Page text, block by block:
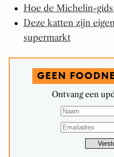
Hoe de Michelin-
Deze katten zijn
supermarkt
GEEN
Ontvang een